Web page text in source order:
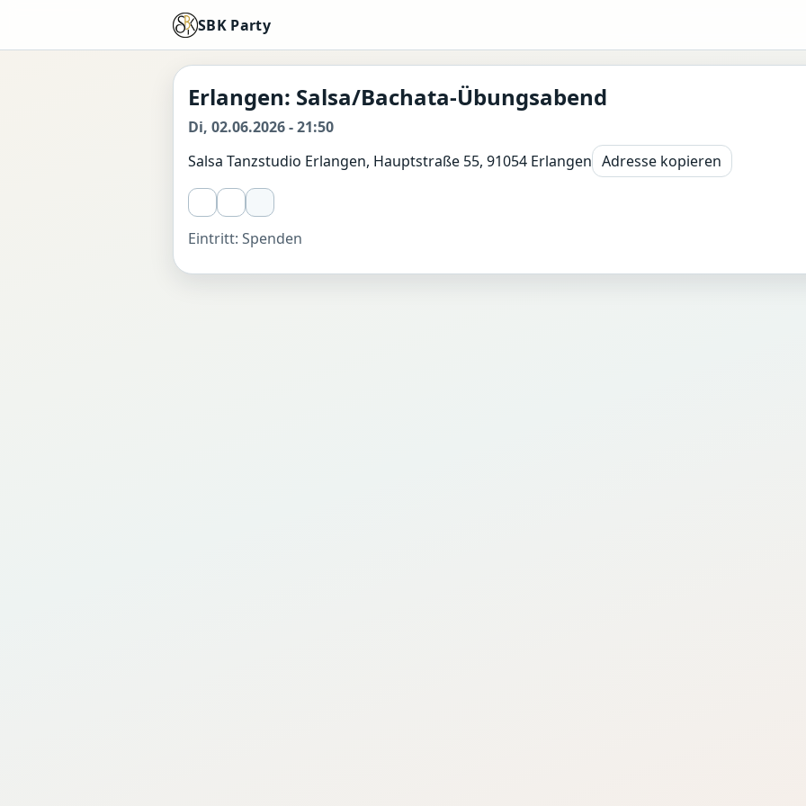
SBK Party
Erlangen: Salsa/Bachata-Übungsabend
Di, 02.06.2026 - 21:50
Salsa Tanzstudio Erlangen, Hauptstraße 55, 91054 Erlangen Adresse kopieren
Eintritt: Spenden